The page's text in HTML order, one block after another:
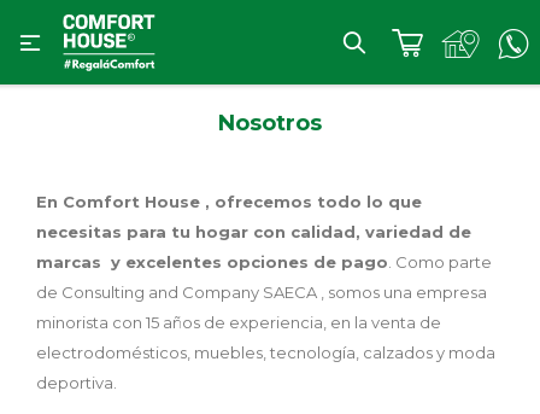

Nosotros
En Comfort House , ofrecemos todo lo que
necesitas para tu hogar con calidad, variedad de
marcas y excelentes opciones de pago. Como parte
de Consulting and Company SAECA , somos una empresa
minorista con 15 años de experiencia, en la venta de
electrodomésticos, muebles, tecnología, calzados y moda
deportiva.